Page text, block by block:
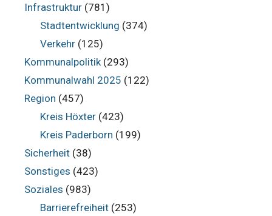
Infrastruktur (781)
Stadtentwicklung (374)
Verkehr(125)
Kommunalpolitik (293)
Kommunalwahl 2025 (122)
Region (457)
Kreis Höxter(423)
Kreis Paderborn (199)
Sicherheit (38)
Sonstiges (423)
Soziales (983)
Barrierefreiheit(253)